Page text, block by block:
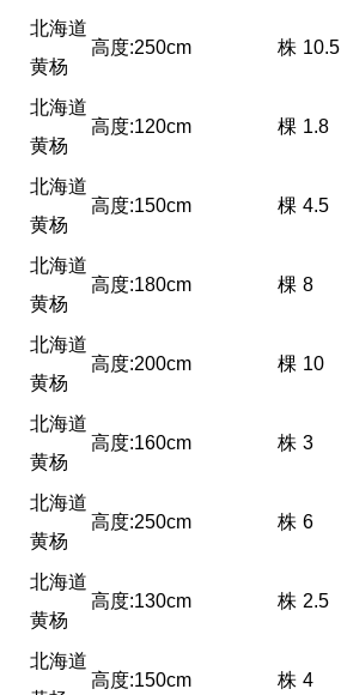
北海道
黄杨
高度:250cm 株 10.5
北海道
黄杨
高度:120cm 棵 1.8
北海道
黄杨
高度:150cm 棵 4.5
北海道
黄杨
高度:180cm 棵 8
北海道
黄杨
高度:200cm 棵 10
北海道
黄杨
高度:160cm 株 3
北海道
黄杨
高度:250cm 株 6
北海道
黄杨
高度:130cm 株 2.5
北海道
高度:150cm 株 4